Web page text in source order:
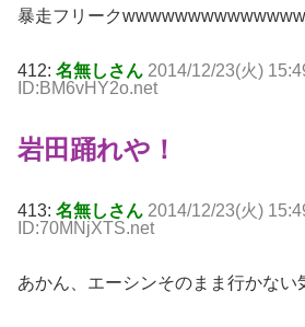
暴走フリーク
412: 名無しさん 2014/12/23(火)
ID:BM6vHY2o.net
岩田踊れや！
413: 名無しさん 2014/12/23(火)
ID:70MNjXTS.net
あかん、エーシンそのまま行かない